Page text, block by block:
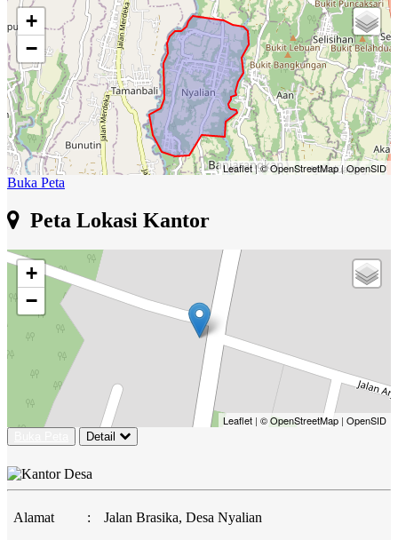
+
−
Leaflet|© OpenStreetMap|OpenSID
Buka Peta
Peta Lokasi Kantor
+
−
Leaflet | © OpenStreetMap | OpenSID
Detail
Alamat : Jalan Brasika, Desa Nyalian